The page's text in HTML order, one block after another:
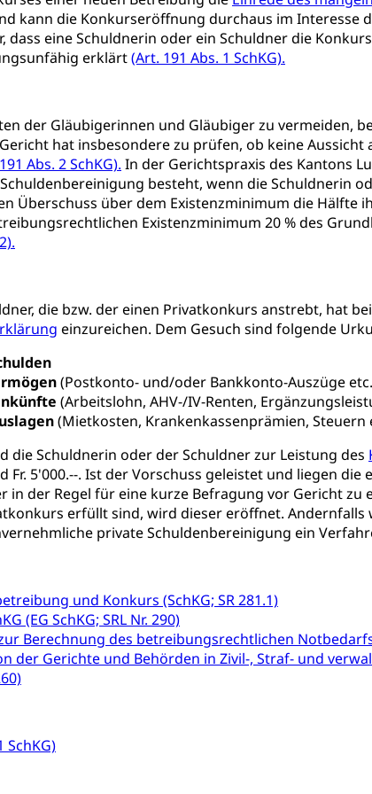
kann die Konkurseröffnung durchaus im Interesse
dass eine Schuldnerin oder ein Schuldner die
erklärt(Art. 191 Abs. 1 SchKG).
der Gläubigerinnen und Gläubiger zu vermeiden,
hat insbesondere zu prüfen, ob keine Aussicht
Abs. 2 SchKG). In der Gerichtspraxis des Kantons
besteht, wenn die Schuldnerin
Überschuss über dem Existenzminimum die Hälfte
Existenzminimum 20 % des
die bzw. der einen Privatkonkurs anstrebt, hat
einzureichen. Dem Gesuch sind folgende
(Postkonto- und/oder Bankkonto-Auszüge
(Arbeitslohn, AHV-/IV-Renten,
(Mietkosten, Krankenkassenprämien, Steuern
die Schuldnerin oder der Schuldner zur Leistung des
Fr. 5'000.--. Ist der Vorschuss geleistet und liegen
in der Regel für eine kurze Befragung vor Gericht zu
erfüllt sind, wird dieser eröffnet.
private Schuldenbereinigung ein
und Konkurs (SchKG; SR 281.1)
(EG SchKG; SRL Nr. 290)
Berechnung des betreibungsrechtlichen Notbedarfs
der Gerichte und Behörden in Zivil-, Straf- und
Kindergarten Jahr Frühe Sprachförderung
Preisüberwachung, Preisüberwacher,
internationale Erschöpfung, Preisabsprache, Kartell,
Krankheit, Unfall, Prämienverbilligung,
(WAS Luzern)
Lebensmittelhygiene, Produktesicherheit
Suchtprävention, Alkoholprävention,
Tabakpräventionsprogramm
Arbeitslosenversicherung, Mutterschaftsversicherung,
(gruezi.lu.ch) Krankenversicherung (WAS
Opferhilfe
Arbeitslosenversicherung
Luzern)
Soziale Sicherheit
Medikamentenabhängigkeit, Arzneimittelabhängigkeit,
Suchtmittel, Psychopharmaka
Ambulant vor stationär, AVOS, Patientendossier
Sozialversicherung, Vorsorgeeinrichtung,
Altersvorsorge, Todesfallversicherung
Luzern)
Ergänzungsleistungen (EL) (WAS Luzern)
geistige Behinderung, psychische